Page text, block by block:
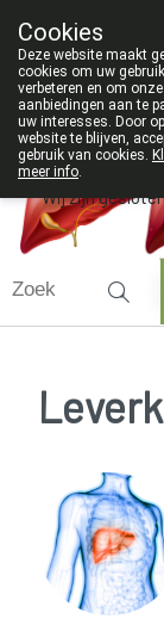
Wij zijn
Cookies
Deze website maakt
cookies om uw
verbeteren en om
aanbiedingen aan te
uw interesses. Door
website te blijven,
gebruik van cookies.
meer info.